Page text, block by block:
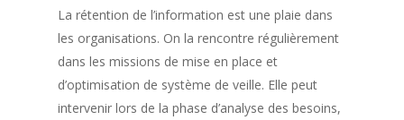
La rétention de l’information est une plaie dans
les organisations. On la rencontre régulièrement
dans les missions de mise en place et
d’optimisation de système de veille. Elle peut
intervenir lors de la phase d’analyse des besoins,